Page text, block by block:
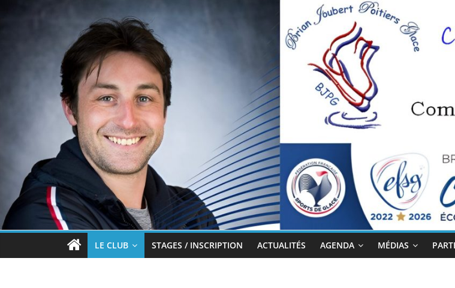
Brian
LE CLUB STAGES / INSCRIPTION ACTUALITÉS AGENDA MÉDIAS